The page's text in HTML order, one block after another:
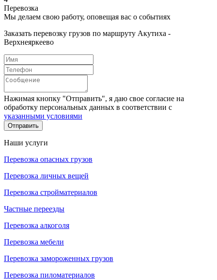
Перевозка
Мы делаем свою работу, оповещая вас о событиях
Заказать перевозку грузов по маршруту Акутиха -
Верхнеяркеево
Нажимая кнопку "Отправить", я даю свое согласие на
обработку персональных данных в соответствии с
указанными условиями
Отправить
Наши услуги
Перевозка опасных грузов
Перевозка личных вещей
Перевозка стройматериалов
Частные переезды
Перевозка алкоголя
Перевозка мебели
Перевозка замороженных грузов
Перевозка пиломатериалов